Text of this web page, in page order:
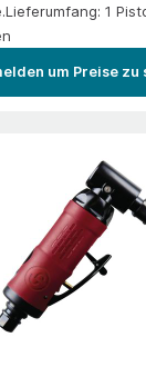
1
um Preise zu